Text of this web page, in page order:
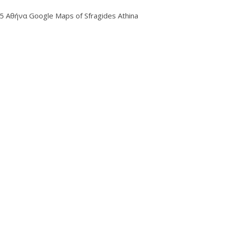
Αθήνα Google Maps of Sfragides Athina